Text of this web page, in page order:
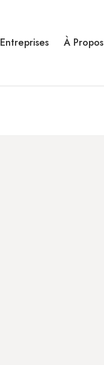
Entreprises À Propos